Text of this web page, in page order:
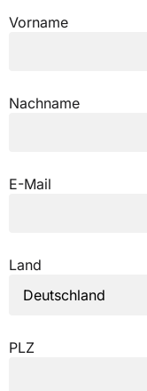
Vorname
Nachname
E-Mail
Land
PLZ